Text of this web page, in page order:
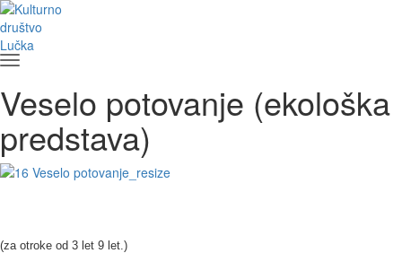
Veselo potovanje (ekološka
predstava)
(za otroke od 3 let 9 let.)